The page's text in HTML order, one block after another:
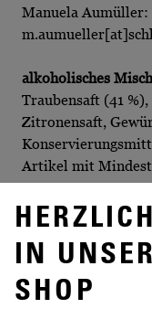
IN
SHOP
Manuela Aumüller:
alkoholisches
Traubensaft (41
Zitronensaft,
Artikel mit
WEITERE
Inhalt